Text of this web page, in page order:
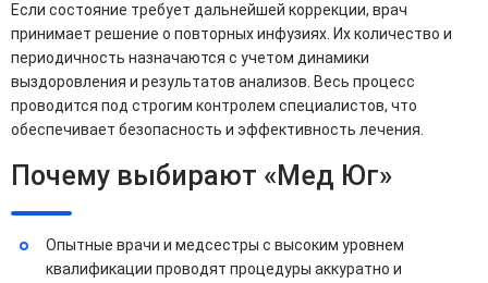
Если состояние требует дальнейшей коррекции, врач
принимает решение о повторных инфузиях. Их количество и
периодичность назначаются с учетом динамики
выздоровления и результатов анализов. Весь процесс
проводится под строгим контролем специалистов, что
обеспечивает безопасность и эффективность лечения.
Почему выбирают «Мед Юг»
Опытные врачи и медсестры с высоким уровнем
квалификации проводят процедуры аккуратно и